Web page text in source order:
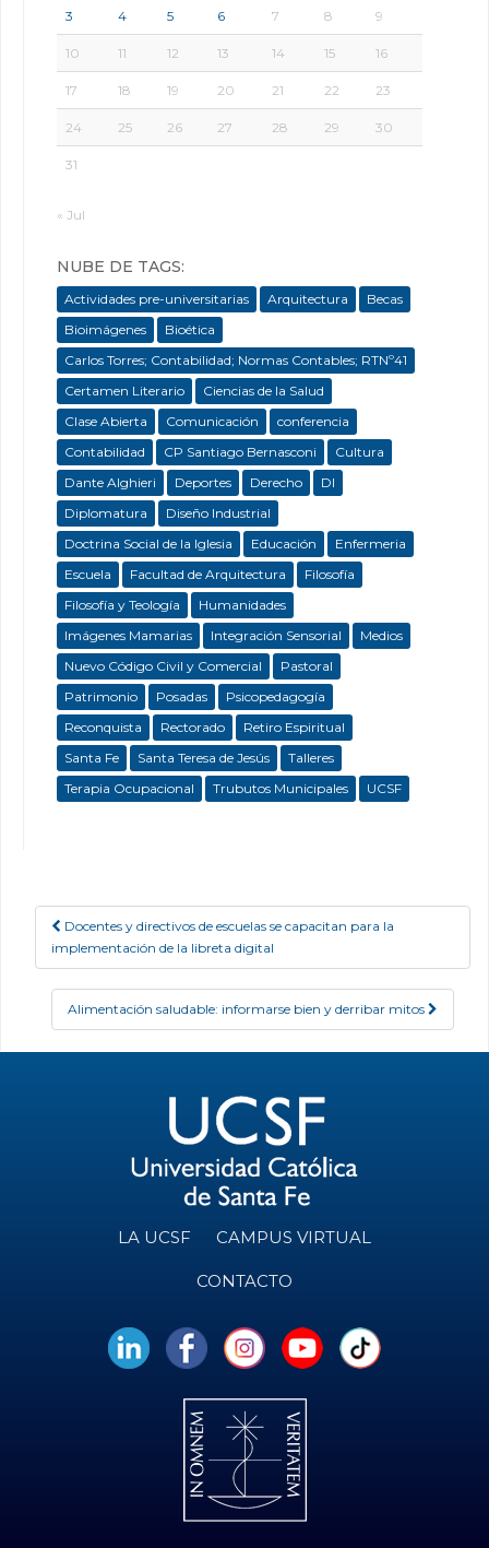
3 4 5 6 7 8 9
10 11 12 13 14 15 16
17 18 19 20 21 22 23
24 25 26 27 28 29 30
31
« Jul
NUBE DE TAGS:
Actividades pre-universitarias Arquitectura
Becas
Bioimágenes
Bioética
Carlos Torres; Contabilidad; Normas Contables; RTNº41
Certamen Literario
Ciencias de la Salud
Clase Abierta
Comunicación
conferencia
Contabilidad
CP Santiago Bernasconi
Cultura
Dante Alghieri
Deportes Derecho
DI
Diplomatura
Diseño Industrial
Doctrina Social de la Iglesia
Educación
Enfermeria
Escuela
Facultad de Arquitectura
Filosofía
Filosofía y Teología
Humanidades
Imágenes Mamarias
Integración Sensorial
Medios
Nuevo Código Civil y Comercial
Pastoral
Patrimonio
Posadas
Psicopedagogía
Reconquista
Rectorado
Retiro Espiritual
Santa Fe
Santa Teresa de Jesús
Talleres
Terapia Ocupacional
Trubutos Municipales UCSF
Post navigation
Docentes y directivos de escuelas se capacitan para la
implementación de la libreta digital
Alimentación saludable: informarse bien y derribar mitos
LA UCSF CAMPUS VIRTUAL
CONTACTO